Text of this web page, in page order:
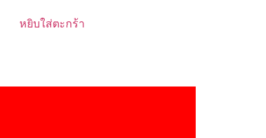
หยิบใส่ตะกร้า